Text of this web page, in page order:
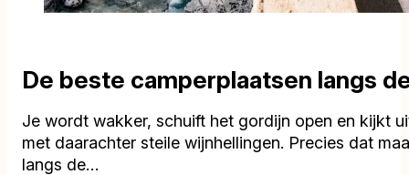
De beste camperplaatsen langs
Je wordt wakker, schuift het gordijn open en kijkt
met daarachter steile wijnhellingen. Precies dat
langs de…